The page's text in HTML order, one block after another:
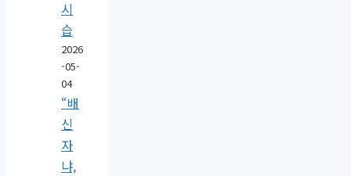
시
습
2026
-05-
04
“배
신
자
냐,